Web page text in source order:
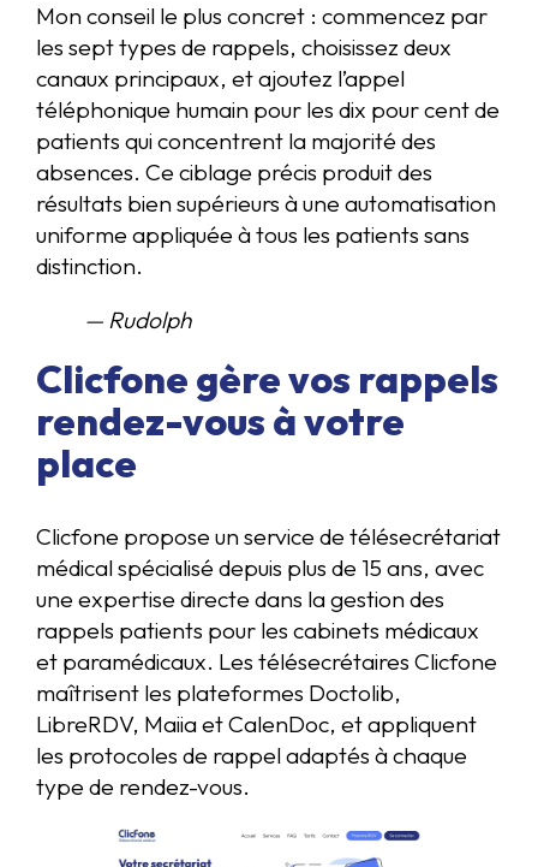
Mon conseil le plus concret : commencez par
les sept types de rappels, choisissez deux
canaux principaux, et ajoutez l’appel
téléphonique humain pour les dix pour cent de
patients qui concentrent la majorité des
absences. Ce ciblage précis produit des
résultats bien supérieurs à une automatisation
uniforme appliquée à tous les patients sans
distinction.
— Rudolph
Clicfone gère vos rappels
rendez-vous à votre
place
Clicfone propose un service de télésecrétariat
médical spécialisé depuis plus de 15 ans, avec
une expertise directe dans la gestion des
rappels patients pour les cabinets médicaux
et paramédicaux. Les télésecrétaires Clicfone
maîtrisent les plateformes Doctolib,
LibreRDV, Maiia et CalenDoc, et appliquent
les protocoles de rappel adaptés à chaque
type de rendez-vous.